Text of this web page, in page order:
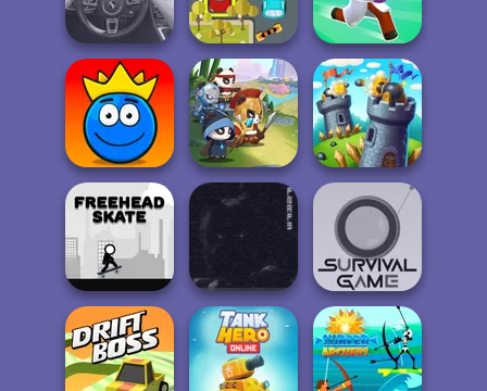
Flip Bottle The Speed Ninja Stupid Zombies
Traffic Jam 3D
Extreme Car
Parking
Healing Rush
Ball Tales - The
Holy Treasure
Panda Legend Tower Crush
Freehead Skate
Five Nights at
Freddy's 3
Survival Game